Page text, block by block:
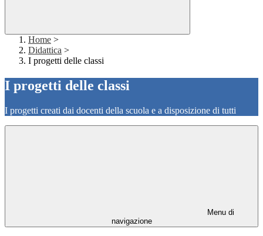
Home >
Didattica >
I progetti delle classi
I progetti delle classi
I progetti creati dai docenti della scuola e a disposizione di tutti
Menu di
navigazione